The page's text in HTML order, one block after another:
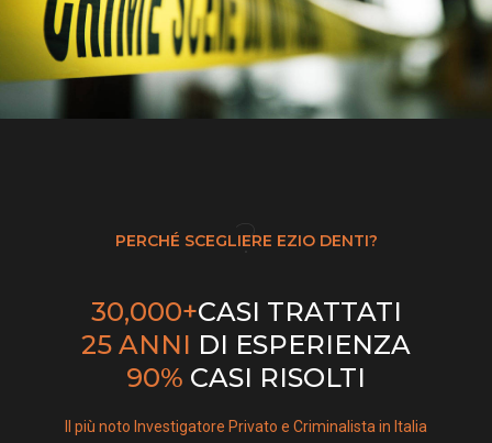
?
PERCHÉ SCEGLIERE EZIO DENTI?
30,000+CASI TRATTATI
25 ANNI DI ESPERIENZA
90% CASI RISOLTI
Il più noto Investigatore Privato e Criminalista in Italia